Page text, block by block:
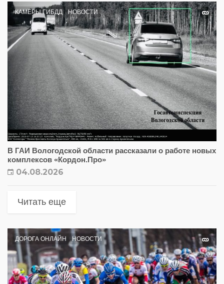
КАМЕРЫ ГИБДД НОВОСТИ
В ГАИ Вологодской области рассказали о работе новых
комплексов «Кордон.Про»
04.08.2026
Читать еще
ДОРОГА ОНЛАЙН НОВОСТИ